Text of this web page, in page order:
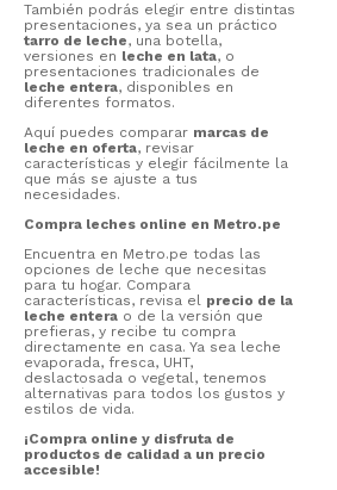
También podrás elegir entre distintas
presentaciones, ya sea un práctico
tarro de leche, una botella,
versiones en leche en lata, o
presentaciones tradicionales de
leche entera, disponibles en
diferentes formatos.
Aquí puedes comparar marcas de
leche en oferta, revisar
características y elegir fácilmente la
que más se ajuste a tus
necesidades.
Compra leches online en Metro.pe
Encuentra en Metro.pe todas las
opciones de leche que necesitas
para tu hogar. Compara
características, revisa el precio de la
leche entera o de la versión que
prefieras, y recibe tu compra
directamente en casa. Ya sea leche
evaporada, fresca, UHT,
deslactosada o vegetal, tenemos
alternativas para todos los gustos y
estilos de vida.
¡Compra online y disfruta de
productos de calidad a un precio
accesible!